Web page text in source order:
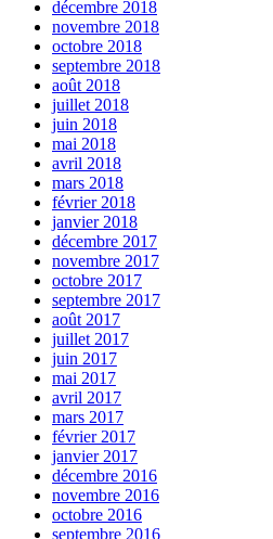
décembre 2018
novembre 2018
octobre 2018
septembre 2018
août 2018
juillet 2018
juin 2018
mai 2018
avril 2018
mars 2018
février 2018
janvier 2018
décembre 2017
novembre 2017
octobre 2017
septembre 2017
août 2017
juillet 2017
juin 2017
mai 2017
avril 2017
mars 2017
février 2017
janvier 2017
décembre 2016
novembre 2016
octobre 2016
septembre 2016